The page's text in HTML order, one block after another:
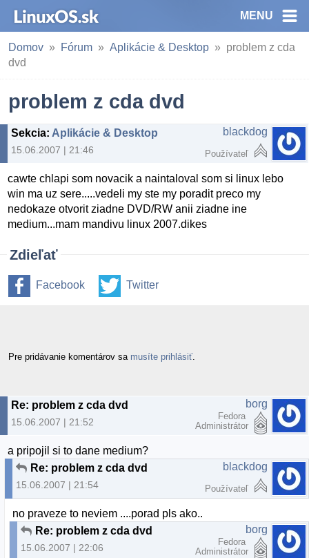
MENU
Domov Fórum Aplikácie & Desktop
problem z cda
dvd
problem z cda dvd
Sekcia: Aplikácie & Desktop
15.06.2007 | 21:46
blackdog
Používateľ
cawte chlapi som novacik a naintaloval som si linux lebo
win ma uz sere.....vedeli my ste my poradit preco my
nedokaze otvorit ziadne DVD/RW anii ziadne ine
medium...mam mandivu linux 2007.dikes
Zdieľať
Facebook Twitter
Pre pridávanie komentárov sa musíte prihlásiť
Re: problem z cda dvd
15.06.2007 | 21:52
borg
Fedora
Administrátor
a pripojil si to dane medium?
Re: problem z cda dvd
15.06.2007 | 21:54
blackdog
Používateľ
no praveze to neviem ....porad pls ako..
Re: problem z cda dvd
15.06.2007 | 22:06
borg
Fedora
Administrátor